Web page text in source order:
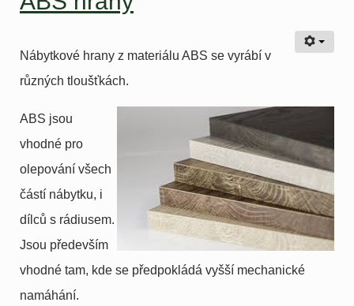
Nábytkové hrany z materiálu ABS se vyrábí v
různých tloušťkách.
ABS jsou
vhodné pro
olepování všech
částí nábytku, i
dílců s rádiusem.
Jsou především
vhodné tam, kde se předpokládá vyšší mechanické
namáhání.